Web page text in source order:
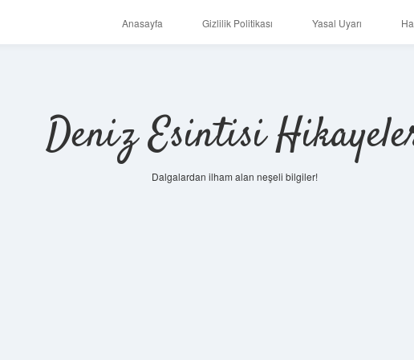
Anasayfa Gizlilik Politikası Yasal Uyarı
Deniz Esintisi
Dalgalardan ilham alan neşeli bilgiler!